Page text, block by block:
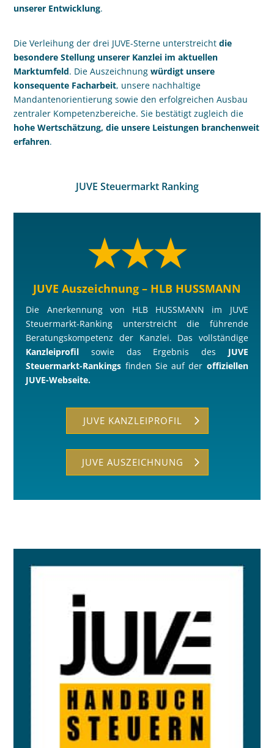
unserer Entwicklung.
Die Verleihung der drei JUVE-Sterne unterstreichtdie
besondere Stellung unserer Kanzlei im aktuellen
Marktumfeld. Die Auszeichnungwürdigt unsere
konsequente Facharbeit, unsere nachhaltige
Mandantenorientierung sowie den erfolgreichen Ausbau
zentraler Kompetenzbereiche. Sie bestätigt zugleich die
hohe Wertschätzung, die unsere Leistungen branchenweit
erfahren.
JUVE Steuermarkt Ranking
★★★
JUVE Auszeichnung – HLB HUSSMANN
Die Anerkennung von HLB HUSSMANN im JUVE
Steuermarkt-Ranking unterstreicht die führende
Beratungskompetenz der Kanzlei. Das vollständige
Kanzleiprofil sowie das Ergebnis des JUVE
Steuermarkt-Rankings finden Sie auf der offiziellen
JUVE-Webseite.
JUVE KANZLEIPROFIL
JUVE AUSZEICHNUNG